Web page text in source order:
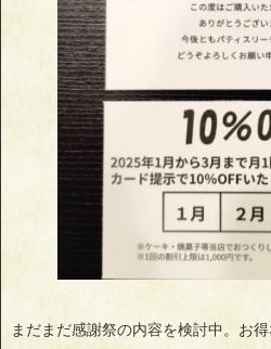
まだまだ感謝祭の内容を検討中。お